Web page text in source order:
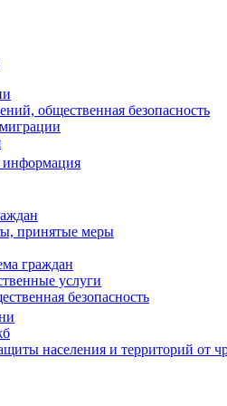
общественная безопасность
информация
принятые меры
граждан
услуги
безопасность
населения и территорий от